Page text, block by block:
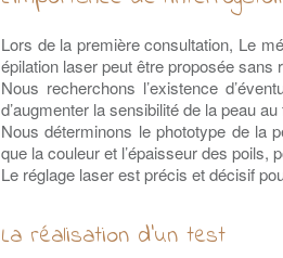
Lors de la première consultation, Le
épilation laser peut être proposée sans
Nous recherchons l’existence
d’augmenter la sensibilité de la peau
Nous déterminons le phototype de la
que la couleur et l’épaisseur des poils,
Le réglage laser est précis et décisif
La réalisation d’un test